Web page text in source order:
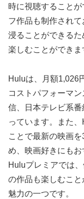
時に視聴すること
フ作品も制作され
浸ることができる
楽しむことができま
Huluは、月額1,026
コストパフォーマ
信、日本テレビ系
っています。また
ことで最新の映画
め、映画好きにもお
Huluプレミアでは
の作品も楽しむこ
魅力の一つです。